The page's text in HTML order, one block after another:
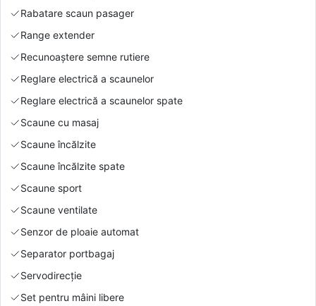
Rabatare scaun pasager
Range extender
Recunoaștere semne rutiere
Reglare electrică a scaunelor
Reglare electrică a scaunelor spate
Scaune cu masaj
Scaune încălzite
Scaune încălzite spate
Scaune sport
Scaune ventilate
Senzor de ploaie automat
Separator portbagaj
Servodirecție
Set pentru mâini libere